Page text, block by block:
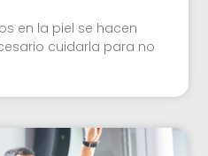
en la piel se hacen
cuidarla para no